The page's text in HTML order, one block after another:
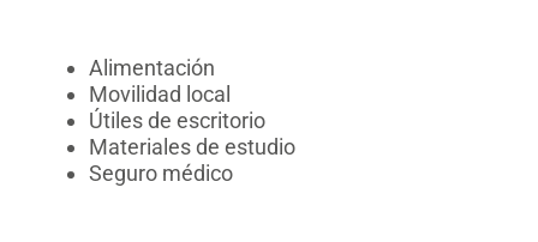
Alimentación
Movilidad local
Útiles de escritorio
Materiales de estudio
Seguro médico